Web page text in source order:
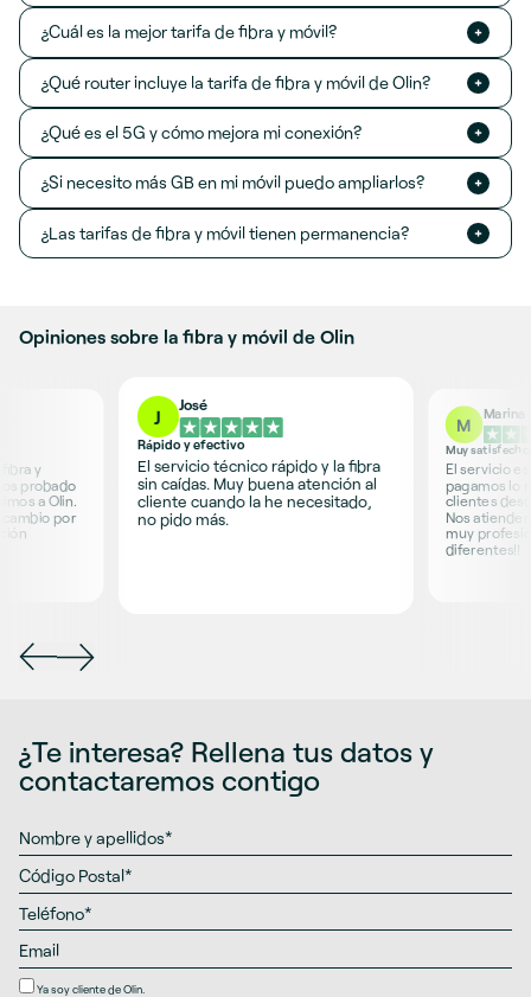
¿Cuál es la mejor tarifa de fibra y móvil?
¿Qué router incluye la tarifa de fibra y móvil de Olin?
¿Qué es el 5G y cómo mejora mi conexión?
¿Si necesito más GB en mi móvil puedo ampliarlos?
¿Las tarifas de fibra y móvil tienen permanencia?
Opiniones sobre la fibra y móvil de Olin
y
probado
a Olin.
por
J
José
Rápido y efectivo
El servicio técnico rápido y la fibra
sin caídas. Muy buena atención al
cliente cuando la he necesitado,
no pido más.
M
Marina
Muy
El servicio
pagamos lo
clientes
Nos
muy
diferentes!!
¿Te interesa? Rellena tus datos y
contactaremos contigo
Ya soy cliente de Olin.